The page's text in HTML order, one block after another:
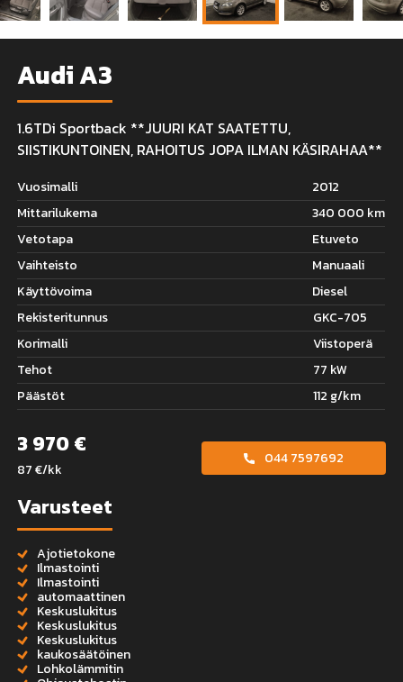
Audi A3
1.6TDi Sportback **JUURI KAT SAATETTU,
SIISTIKUNTOINEN, RAHOITUS JOPA ILMAN KÄSIRAHAA**
Vuosimalli
2012
Mittarilukema
340 000 km
Vetotapa
Etuveto
Vaihteisto
Manuaali
Käyttövoima
Diesel
Rekisteritunnus
GKC-705
Korimalli
Viistoperä
Tehot
77 kW
Päästöt
112 g/km
3 970 €
87 €/kk
044 7597692
Varusteet
Ajotietokone
Ilmastointi
Ilmastointi
automaattinen
Keskuslukitus
Keskuslukitus
Keskuslukitus
kaukosäätöinen
Lohkolämmitin